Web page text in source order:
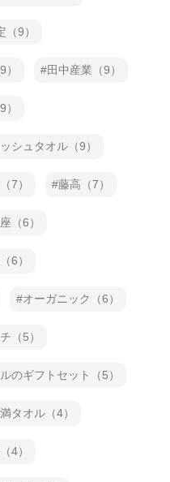
（9）
田中産業（9）
シュタオル（9）
7） 藤高（7）
（6）
6）
オーガニック（6）
（5）
のギフトセット（5）
タオル（4）
4）